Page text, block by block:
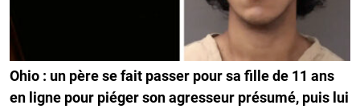
Ohio : un père se fait passer pour sa fille de 11 ans
en ligne pour piéger son agresseur présumé, puis lui